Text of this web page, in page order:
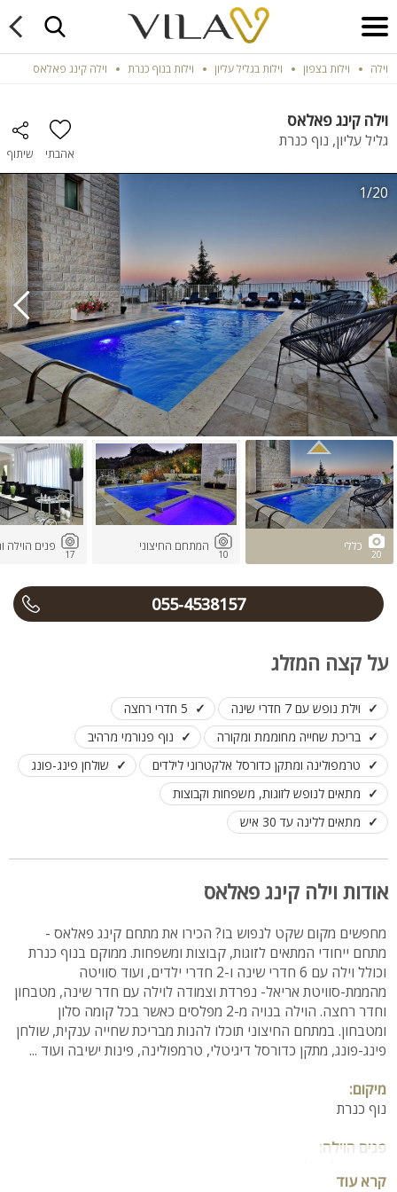
וילה וילות בצפון וילות בגליל עליון וילות בנוף כנרת וילה קינג פאלאס
וילה קינג פאלאס
גליל עליון, נוף כנרת
אהבתי שיתוף
1/20
20
כללי
10
המתחם החיצוני
17
פנים הוילה
055-4538157
על קצה המזלג
וילת נופש עם 7 חדרי שינה
5 חדרי רחצה
בריכת שחייה מחוממת ומקורה
נוף פנורמי מרהיב
טרמפולינה ומתקן כדורסל אלקטרוני לילדים
שולחן פינג-פונג
מתאים לנופש לזוגות, משפחות וקבוצות
מתאים ללינה עד 30 איש
אודות וילה קינג פאלאס
מחפשים מקום שקט לנפוש בו? הכירו את מתחם קינג פאלאס -
מתחם ייחודי המתאים לזוגות, קבוצות ומשפחות. ממוקם בנוף כנרת
וכולל וילה עם 6 חדרי שינה ו-2 חדרי ילדים, ועוד סוויטה
מהממת-סוויטת אריאל- נפרדת וצמודה לוילה עם חדר שינה, מטבחון
וחדר רחצה. הוילה בנויה מ-2 מפלסים כאשר בכל קומה סלון
ומטבחון. במתחם החיצוני תוכלו להנות מבריכת שחייה ענקית, שולחן
פינג-פונג, מתקן כדורסל דיגיטלי, טרמפולינה, פינות ישיבה ועוד ...
מיקום:
נוף כנרת
פנים הוילה:
סלון מרווח ונוח עם מסך 50 אינץ + ערוצי הוט, מקרן קול, נטפליקס
קרא עוד